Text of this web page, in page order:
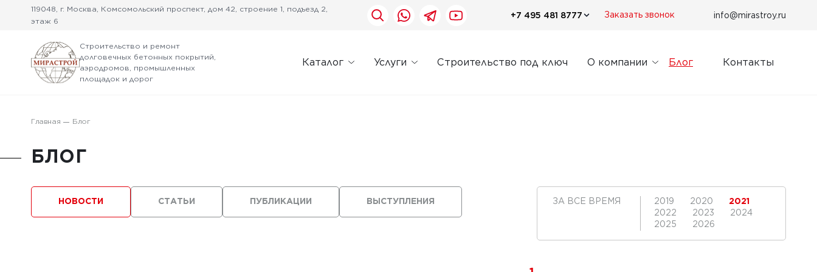
119048, г. Москва, Комсомольский проспект, дом 42, строение 1, подъезд 2,
этаж 6
+7 495 481 8777 Заказать звонок info@mirastroy.ru
Строительство и ремонт
долговечных бетонных покрытий,
аэродромов, промышленных
площадок и дорог
Каталог Услуги Строительство под ключ О компании Блог Контакты
Главная Блог
БЛОГ
ВЫСТУПЛЕНИЯ
ПУБЛИКАЦИИ
НОВОСТИ СТАТЬИ ЗА ВСЕ ВРЕМЯ 2019 2020
2021
2022
2023
2024
2025
2026